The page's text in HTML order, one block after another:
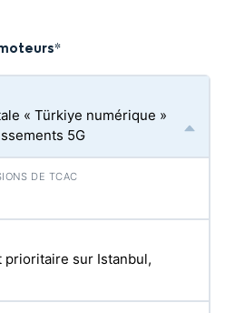
*
« Türkiye numérique »
5G
prioritaire sur Istanbul,